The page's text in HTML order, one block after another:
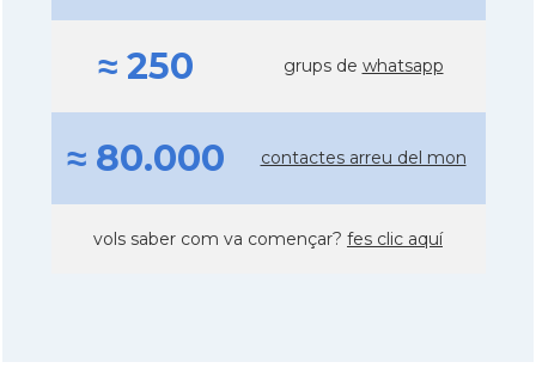
≈ 250 grups de whatsapp
≈ 80.000 contactes arreu del mon
vols saber com va començar? fes clic aquí